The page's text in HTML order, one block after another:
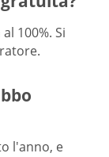
100%. Si
l'anno, e